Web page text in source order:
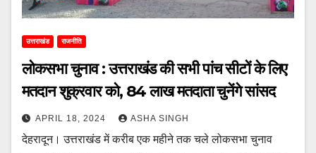
उत्तराखंड राजनीति
लोकसभा चुनाव : उत्तराखंड की सभी पांच सीटों के लिए
मतदान शुक्रवार को, 84 लाख मतदाता चुनेंगे सांसद
APRIL 18, 2024 ASHA SINGH
देहरादून। उत्तराखंड में करीब एक महीने तक चले लोकसभा चुनाव